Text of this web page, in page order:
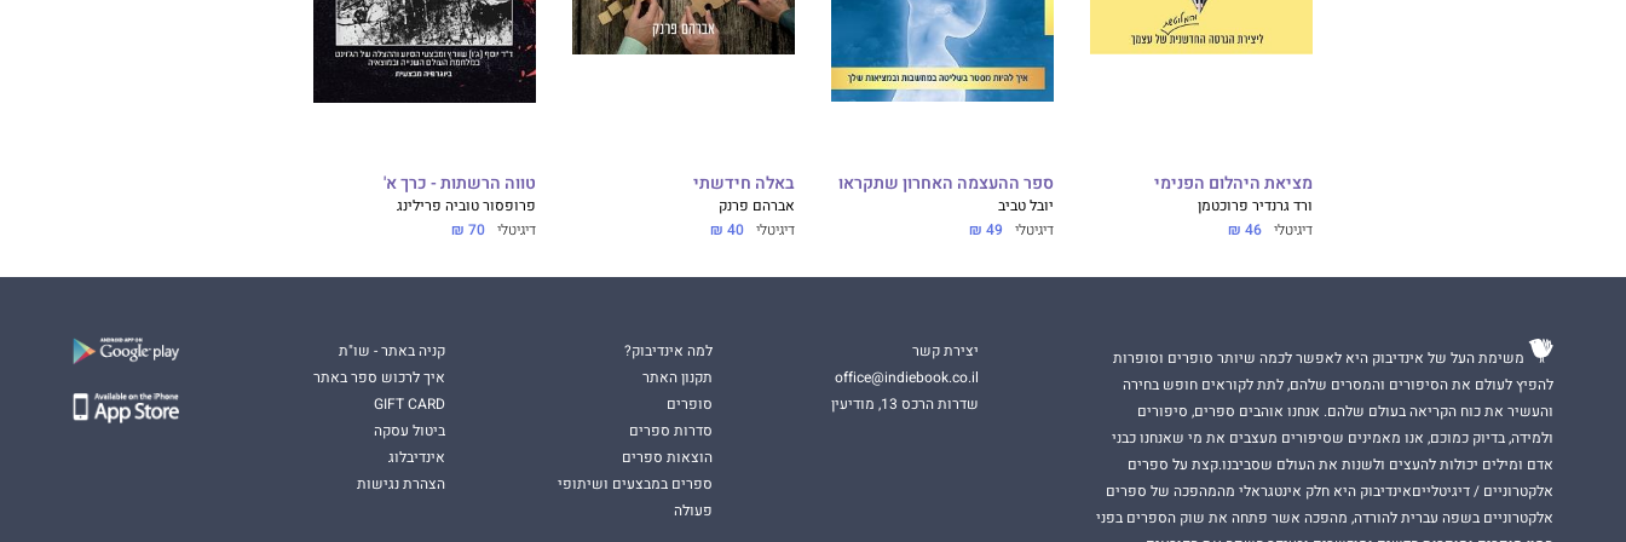
מציאת היהלום הפנימי
ורד גרנדיר פרוכטמן
דיגיטלי 46 ₪
ספר ההעצמה האחרון שתקראו
יובל טביב
דיגיטלי 49 ₪
באלה חידשתי
אברהם פרנק
דיגיטלי 40 ₪
טווה הרשתות - כרך א'
פרופסור טוביה פרילינג
דיגיטלי 70 ₪
משימת העל של אינדיבוק היא לאפשר לכמה שיותר סופרים וסופרות
להפיץ לעולם את הסיפורים והמסרים שלהם, לתת לקוראים חופש בחירה
והעשיר את כוח הקריאה בעולם שלהם. אנחנו אוהבים ספרים, סיפורים
ולמידה, בדיוק כמוכם, אנו מאמינים שסיפורים מעצבים את מי שאנחנו כבני
אדם ומילים יכולות להעצים ולשנות את העולם שסביבנו.קצת על ספרים
אלקטרוניים / דיגיטלייםאינדיבוק היא חלק אינטגראלי מהמהפכה של ספרים
אלקטרוניים בשפה עברית להורדה, מהפכה אשר פתחה את שוק הספרים בפני
יצירת קשר
office@indiebook.co.il
שדרות הרכס 13, מודיעין
למה אינדיבוק?
תקנון האתר
סופרים
סדרות ספרים
הוצאות ספרים
ספרים במבצעים ושיתופי
פעולה
קניה באתר - שו"ת
איך לרכוש ספר באתר
GIFT CARD
ביטול עסקה
אינדיבלוג
הצהרת נגישות